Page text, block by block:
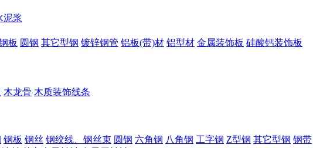
泥浆
板 圆钢 其它型钢 镀锌钢管 铝板(带)材 铝型材 金属装饰板 硅酸钙装饰板
木龙骨 木质装饰线条
钢板 钢丝 钢绞线、钢丝束 圆钢 六角钢 八角钢 工字钢 Z型钢 其它型钢 钢带